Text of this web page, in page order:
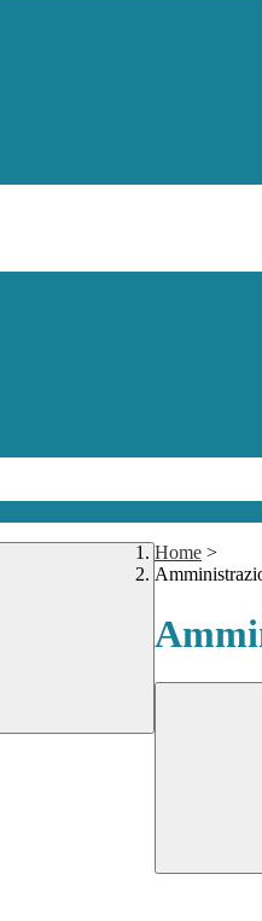
Home >